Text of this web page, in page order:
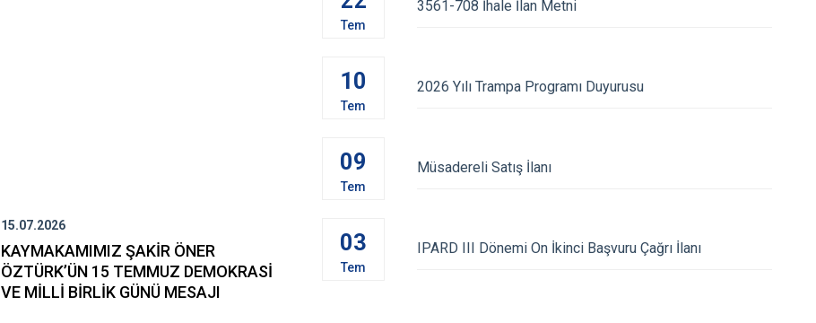
Alanya
Finike
Gazipaşa
İbradı
Kaş
Kemer
Serik
Kepez
Muratpaşa
15.07.2026
KAYMAKAMIMIZ ŞAKİR ÖNER
ÖZTÜRK’ÜN 15 TEMMUZ DEMOKRASİ
VE MİLLİ BİRLİK GÜNÜ MESAJI
ALANYA'DA 65.275 ÖĞRENCİ KARNE
HEYECANI YAŞADI
KAYMAKAMIMIZ
Tem
3561-708 İhale İlan Metni
10
Tem
2026 Yılı Trampa Programı Duyurusu
09
Tem
Müsadereli Satış İlanı
03
Tem
IPARD III Dönemi On İkinci Başvuru Çağrı İlanı